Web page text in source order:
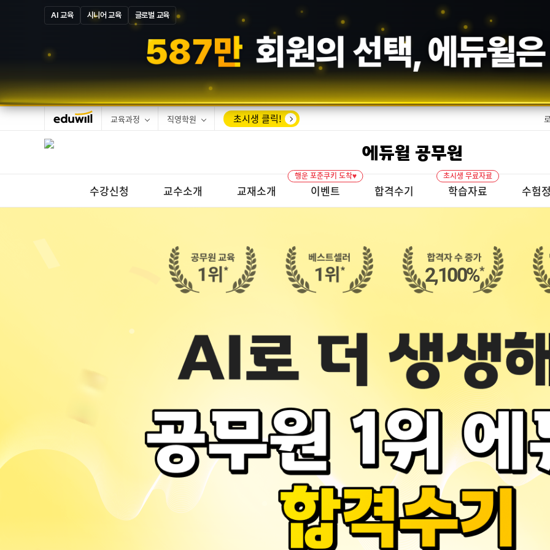
AI 교육 시니어 교육 글로벌 교육
13만 합격수기의 증명, 에듀윌
교육과정 직영학원 초시생 클릭!
에듀윌 공무원
수강신청 교수소개 교재소개 이벤트
행운 포춘쿠키 도착♥
합격수기 학습자료
초시생 무료자료
수험
2,100%